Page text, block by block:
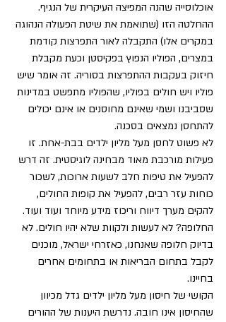
אוכלוסייה שהנה המפיצה העיקרית של הנגיף.
ההחלטה הזו (שתואמת את שיטת הפעולה הנהוגה
במקרים אלו) התקבלה לאור התפרצות קודמת
במצרים, הפוליו הנפוץ בפקיסטן וכעת מקבלת
חיזוק בעקבות ההתפרצות בסוריה. זה אומר שיש
פוליו ויש חולים בפוליו, שהפוליו מתפשט במדינות
שסביבנו ושמי שאינם מחוסנים או אינם יכולים
להתחסן נמצאים בסכנה.
לא פשוט לחסן מעל מליון ילדים בבת-אחת. זו
פעילות מורכבת מאוד מבחינה לוגיסטית. זה דרש
להפעיל את טיפות חלב לשעות ארוכות, לשכור
כוחות עזר רבים, להפעיל את קופות החולים,
להקים מערך דיווח וריכוז מידע מיוחד ועוד ועוד.
החלופה? לא לעשות ולקוות שלא יהיו חולים. לא
בדיוק חלופה שאנחנו, כאזרחי ישראל, מוכנים
לקבל בתחום הבריאות או בתחומים אחרים
בחיינו.
הקושי של חיסון מעל מליון ילדים גדל מכיוון
שהחיסון אינו חובה. נדרשת היענות של ההורים